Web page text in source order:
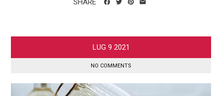
SHARE
LUG 9 2021
NO COMMENTS